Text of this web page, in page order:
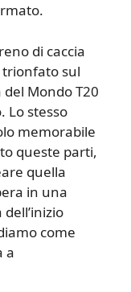
di caccia
sul
Mondo T20
Lo stesso
memorabile
queste parti,
quella
in una
come
a